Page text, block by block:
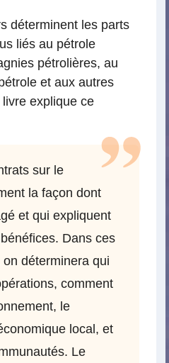
déterminent les parts
liés au pétrole
pétrolières, au
et aux autres
explique ce
sur le
la façon dont
et qui expliquent
Dans ces
déterminera qui
comment
le
local, et
Le